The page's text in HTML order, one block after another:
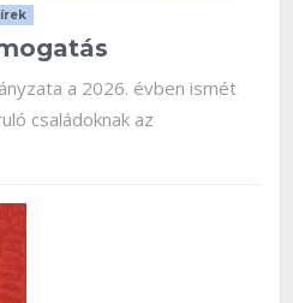
a 2026. évben ismét
családoknak az